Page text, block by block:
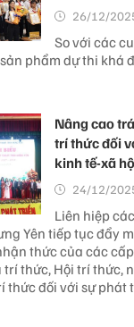
26/12/
So với các
phẩm dự thi khá
Nâng cao
trí thức đối
kinh tế-xã
24/12/
Liên hiệp
Yên tiếp tục đẩy
thức của các
thức, Hội trí thức,
thức đối với sự phát